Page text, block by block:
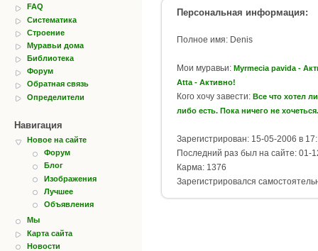
FAQ
Систематика
Строение
Муравьи дома
Библиотека
Форум
Обратная связь
Определители
Навигация
Новое на сайте
Форум
Блог
Изображения
Лучшее
Объявления
Мы
Карта сайта
Новости
Персональная информация:
Полное имя: Denis
Мои муравьи: Myrmecia pavida -
Atta - Активно!
Кого хочу завести: Все что хотел
либо есть. Пока ничего не хочеться.
Зарегистрирован: 15-05-2006 в
Последний раз был на сайте: 01-
Карма: 1376
Зарегистрировался